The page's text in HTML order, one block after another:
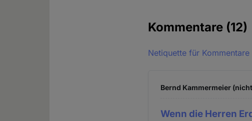
Kommentare (12)
Netiquette für Kommentare
Bernd Kammermeier
Wenn die Herren